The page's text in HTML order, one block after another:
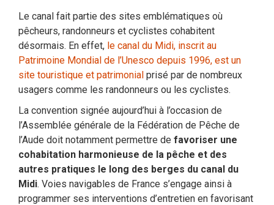
Le canal fait partie des sites emblématiques où
pêcheurs, randonneurs et cyclistes cohabitent
désormais. En effet, le canal du Midi, inscrit au
Patrimoine Mondial de l’Unesco depuis 1996, est un
site touristique et patrimonial prisé par de nombreux
usagers comme les randonneurs ou les cyclistes.
La convention signée aujourd’hui à l’occasion de
l’Assemblée générale de la Fédération de Pêche de
l’Aude doit notamment permettre de favoriser une
cohabitation harmonieuse de la pêche et des
autres pratiques le long des berges du canal du
Midi. Voies navigables de France s’engage ainsi à
programmer ses interventions d’entretien en favorisant